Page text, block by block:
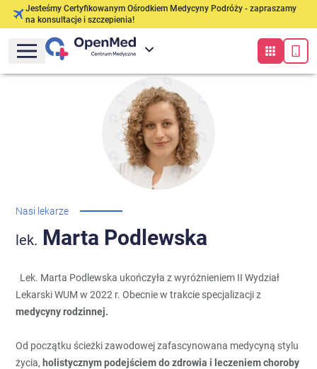
Jesteśmy Certyfikowanym Ośrodkiem Medycyny Podróży - zapraszamy
na konsultacje i szczepienia!
Nasi lekarze
lek. Marta Podlewska
Lek. Marta Podlewska ukończyła z wyróżnieniem II Wydział
Lekarski WUM w 2022 r. Obecnie w trakcie specjalizacji z
medycyny rodzinnej.
Od początku ścieżki zawodowej zafascynowana medycyną stylu
życia, holistycznym podejściem do zdrowia i leczeniem choroby